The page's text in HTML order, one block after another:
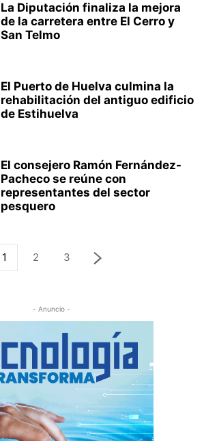
La Diputación finaliza la mejora
de la carretera entre El Cerro y
San Telmo
El Puerto de Huelva culmina la
rehabilitación del antiguo edificio
de Estihuelva
El consejero Ramón Fernández-
Pacheco se reúne con
representantes del sector
pesquero
1 2 3
- Anuncio -